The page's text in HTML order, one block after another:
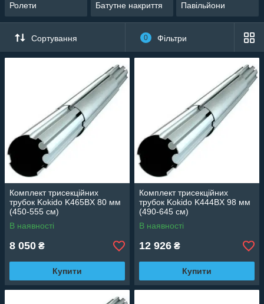
Ролети Батутне накриття Павільйони
Сортування 0 Фільтри
Комплект трисекційних
трубок Kokido K465BX 80 мм
(450-555 см)
В наявності
8 050 ₴
Купити
Комплект трисекційних
трубок Kokido K444BX 98 мм
(490-645 см)
В наявності
12 926 ₴
Купити